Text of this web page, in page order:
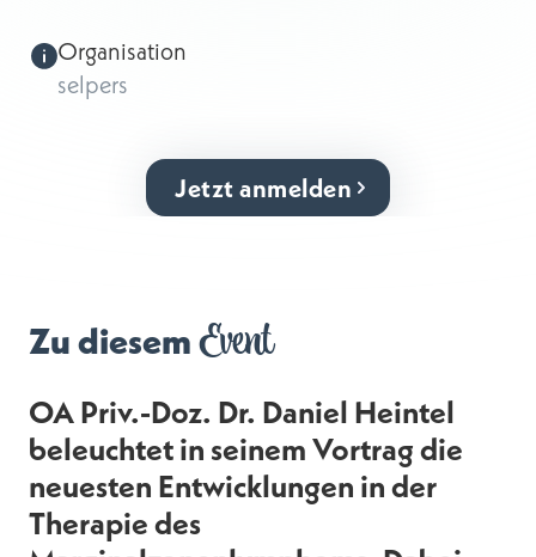
Organisation
selpers
Jetzt anmelden
Zu diesemEvent
OA Priv.-Doz. Dr. Daniel Heintel
beleuchtet in seinem Vortrag die
neuesten Entwicklungen in der
Therapie des